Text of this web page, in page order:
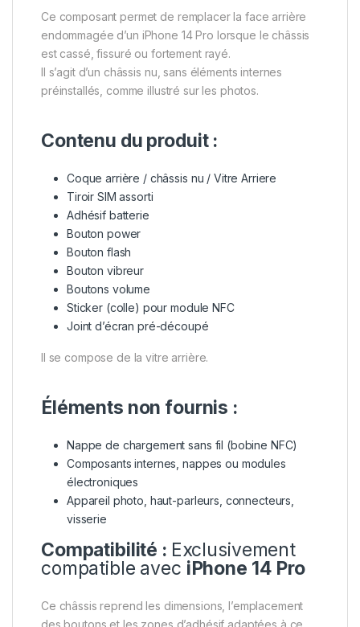
Ce composant permet de remplacer la face arrière
endommagée d’un iPhone 14 Pro lorsque le châssis
est cassé, fissuré ou fortement rayé.
Il s’agit d’un châssis nu, sans éléments internes
préinstallés, comme illustré sur les photos.
Contenu du produit :
Coque arrière / châssis nu / Vitre Arriere
Tiroir SIM assorti
Adhésif batterie
Bouton power
Bouton flash
Bouton vibreur
Boutons volume
Sticker (colle) pour module NFC
Joint d’écran pré-découpé
Il se compose de la vitre arrière.
Éléments non fournis :
Nappe de chargement sans fil (bobine NFC)
Composants internes, nappes ou modules
électroniques
Appareil photo, haut-parleurs, connecteurs,
visserie
Compatibilité : Exclusivement
compatible avec iPhone 14 Pro
Ce châssis reprend les dimensions, l’emplacement
des boutons et les zones d’adhésif adaptées à ce